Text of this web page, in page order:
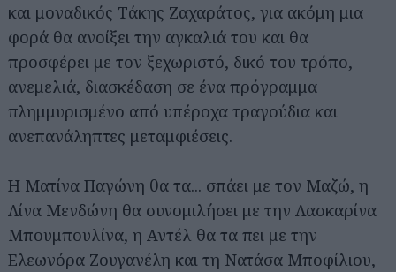
και μοναδικός Τάκης Ζαχαράτος, για ακόμη μια
φορά θα ανοίξει την αγκαλιά του και θα
προσφέρει με τον ξεχωριστό, δικό του τρόπο,
ανεμελιά, διασκέδαση σε ένα πρόγραμμα
πλημμυρισμένο από υπέροχα τραγούδια και
ανεπανάληπτες μεταμφιέσεις.
H Ματίνα Παγώνη θα τα... σπάει με τον Μαζώ, η
Λίνα Μενδώνη θα συνομιλήσει με την Λασκαρίνα
Μπουμπουλίνα, η Αντέλ θα τα πει με την
Ελεωνόρα Ζουγανέλη και τη Νατάσα Μποφίλιου,